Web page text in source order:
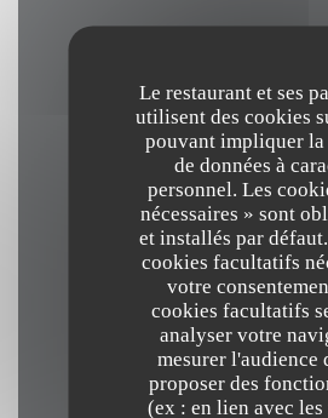
Le restaurant et ses
utilisent des cookies
pouvant impliquer
de données à
personnel. Les
nécessaires » sont
et installés par
cookies facultatifs
votre
cookies facultatifs
analyser votre
mesurer l'audience
proposer des
(ex : en lien avec les
Services
Climatisation, Accès aux
réduite, Terrasse,
Moyens de
Paiement Sans Contact,
Espèces, Visa, American